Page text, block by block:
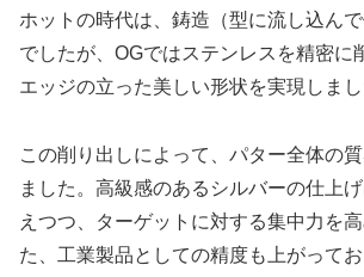
ホットの時代は、鋳造（型に流し込ん
でしたが、OGではステンレスを精密に
エッジの立った美しい形状を実現しまし
この削り出しによって、パター全体の
ました。高級感のあるシルバーの仕上
えつつ、ターゲットに対する集中力を
た、工業製品としての精度も上がって